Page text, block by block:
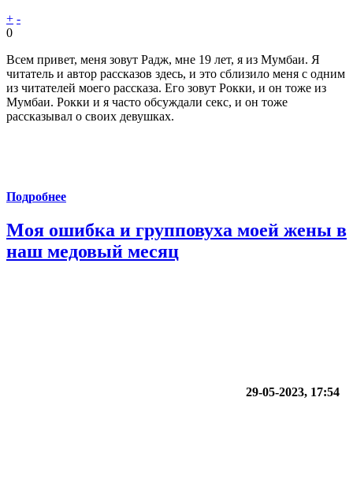
+ -
0
Всем привет, меня зовут Радж, мне 19 лет, я из Мумбаи. Я
читатель и автор рассказов здесь, и это сблизило меня с одним
из читателей моего рассказа. Его зовут Рокки, и он тоже из
Мумбаи. Рокки и я часто обсуждали секс, и он тоже
рассказывал о своих девушках.
Подробнее
Моя ошибка и групповуха моей жены в
наш медовый месяц
29-05-2023, 17:54